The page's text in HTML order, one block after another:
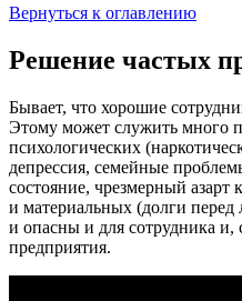
Вернуться к оглавлению
Решение частых
Бывает, что хорошие
Этому может служить много
психологических
депрессия, семейные
состояние, чрезмерный азарт
и материальных (долги
и опасны и для сотрудника и,
предприятия.